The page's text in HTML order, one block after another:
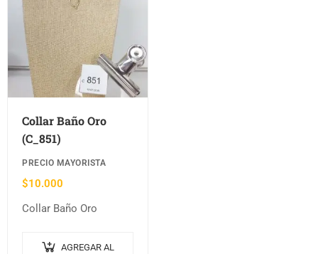
Collar Baño Oro
(C_851)
PRECIO MAYORISTA
$10.000
Collar Baño Oro
AGREGAR AL